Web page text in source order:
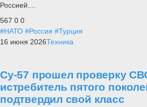
Россией....
567 0 0
#НАТО #Россия #Турция
16 июня 2026Техника
Су-57 прошел проверку
истребитель пятого
подтвердил свой класс